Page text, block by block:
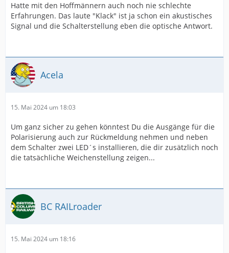
Hatte mit den Hoffmännern auch noch nie schlechte
Erfahrungen. Das laute "Klack" ist ja schon ein akustisches
Signal und die Schalterstellung eben die optische Antwort.
Acela
15. Mai 2024 um 18:03
Um ganz sicher zu gehen könntest Du die Ausgänge für die
Polarisierung auch zur Rückmeldung nehmen und neben
dem Schalter zwei LED´s installieren, die dir zusätzlich noch
die tatsächliche Weichenstellung zeigen...
BC RAILroader
15. Mai 2024 um 18:16